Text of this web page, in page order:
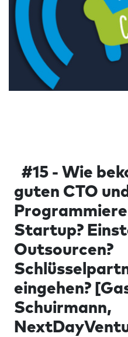
#15 - Wie
guten CTO
Startup?
Outsourcen?
eingehen?
Schuirmann,